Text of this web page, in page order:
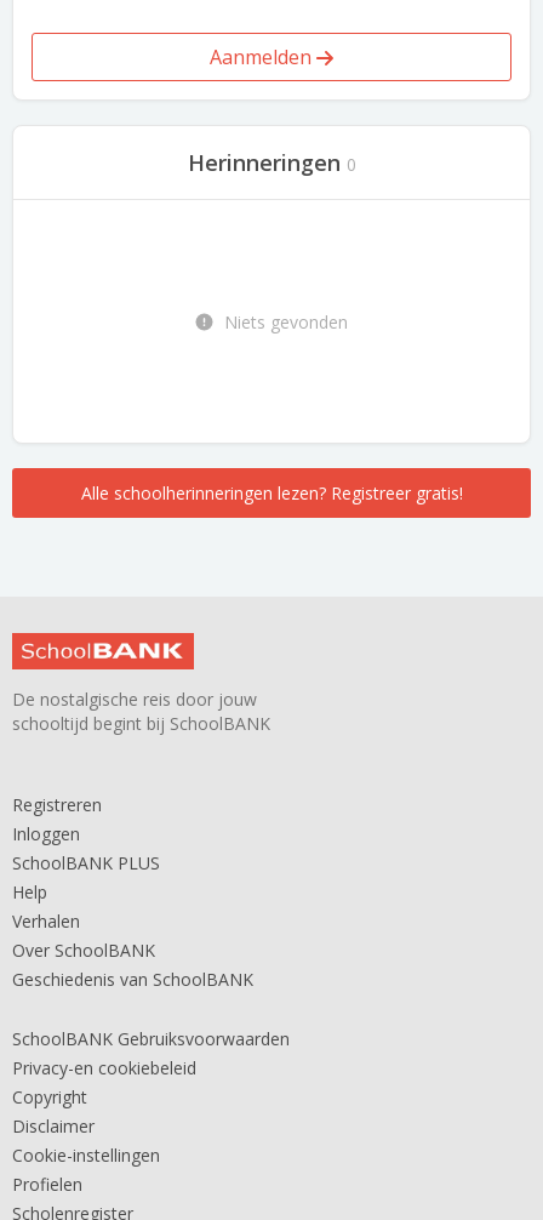
Aanmelden
Herinneringen 0
Niets gevonden
Alle schoolherinneringen lezen? Registreer gratis!
De nostalgische reis door jouw
schooltijd begint bij SchoolBANK
Registreren
Inloggen
SchoolBANK PLUS
Help
Verhalen
Over SchoolBANK
Geschiedenis van SchoolBANK
SchoolBANK Gebruiksvoorwaarden
Privacy-en cookiebeleid
Copyright
Disclaimer
Cookie-instellingen
Profielen
Scholenregister